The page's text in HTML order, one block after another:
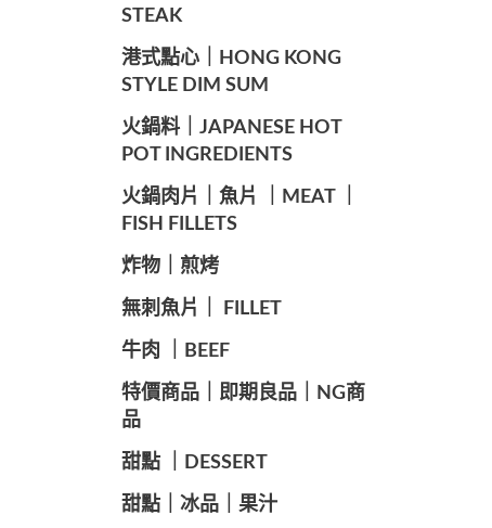
STEAK
️港式點心｜HONG KONG
STYLE DIM SUM
️火鍋料｜JAPANESE HOT
POT INGREDIENTS
️火鍋肉片｜魚片 ｜MEAT ｜
FISH FILLETS
️炸物｜煎烤
️無刺魚片｜ FILLET
牛肉 ｜BEEF
️特價商品｜即期良品｜NG商
品
甜點 ｜DESSERT
️甜點｜冰品｜果汁